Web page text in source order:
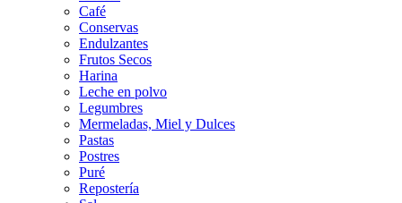
Café
Conservas
Endulzantes
Frutos Secos
Harina
Leche en polvo
Legumbres
Mermeladas, Miel y Dulces
Pastas
Postres
Puré
Repostería